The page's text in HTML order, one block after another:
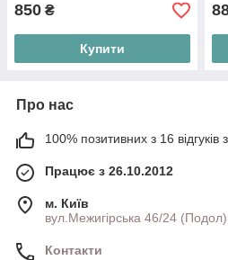
850 ₴
Купити
Про нас
100% позитивних з 16 відгуків
Працює з 26.10.2012
м. Київ
вул.Межигірська 46/24
Контакти